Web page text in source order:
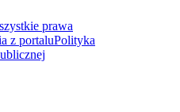
prawa
z portaluPolityka